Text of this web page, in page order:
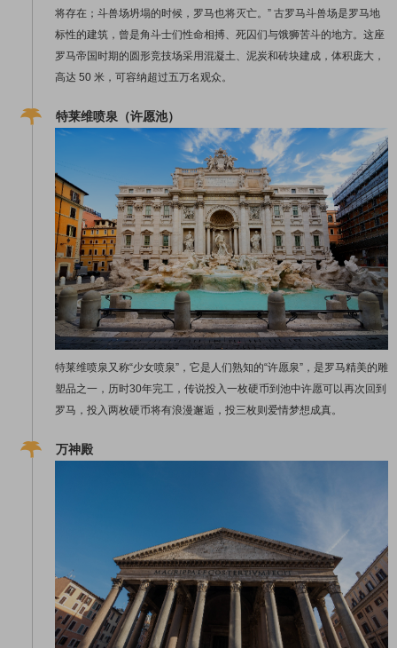
将存在；斗兽场坍塌的时候，罗马也将灭亡。” 古罗马斗兽场是罗马地
标性的建筑，曾是角斗士们性命相搏、死囚们与饿狮苦斗的地方。这座
罗马帝国时期的圆形竞技场采用混凝土、泥炭和砖块建成，体积庞大，
高达 50 米，可容纳超过五万名观众。
特莱维喷泉（许愿池）
特莱维喷泉又称“少女喷泉”，它是人们熟知的“许愿泉”，是罗马精美的雕
塑品之一，历时30年完工，传说投入一枚硬币到池中许愿可以再次回到
罗马，投入两枚硬币将有浪漫邂逅，投三枚则爱情梦想成真。
万神殿